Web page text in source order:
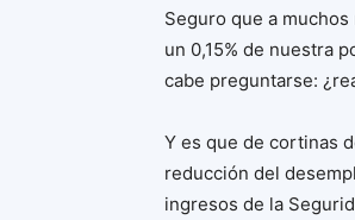
Seguro que a
un 0,15% de nuestra
cabe preguntarse:
Y es que de cortinas
reducción del
ingresos de la